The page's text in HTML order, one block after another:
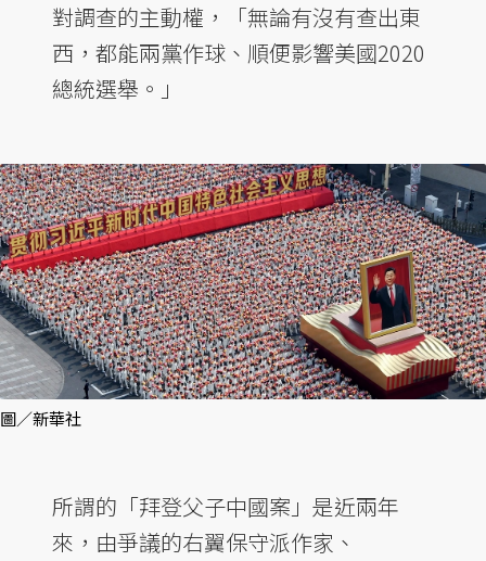
對調查的主動權，「無論有沒有查出東
西，都能兩黨作球、順便影響美國2020
總統選舉。」
圖／新華社
所謂的「拜登父子中國案」是近兩年
來，由爭議的右翼保守派作家、